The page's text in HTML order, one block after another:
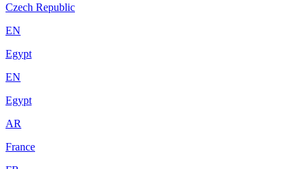
Czech Republic
EN
Egypt
EN
Egypt
AR
France